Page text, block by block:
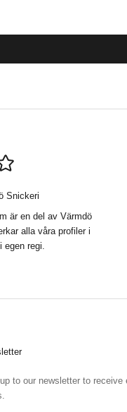
Snickeri
är en del av Värmdö
alla våra profiler i
egen regi.
to our newsletter to receive